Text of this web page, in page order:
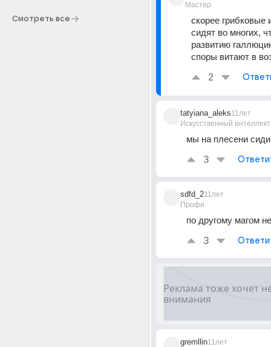
Смотреть все
Мастер
скорее грибковые
сидят во многих,
развитию
споры витают в
2
tatyiana_aleks
Искусственный интеллект
11лет
мы на плесени
3
sdfd_2
Профи
11лет
по другому магом
3
gremllin11лет